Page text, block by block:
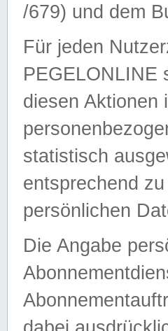
/679) und dem
Für jeden
PEGELONLINE
diesen Aktionen
statistisch
entsprechend
persönlichen
Die Angabe